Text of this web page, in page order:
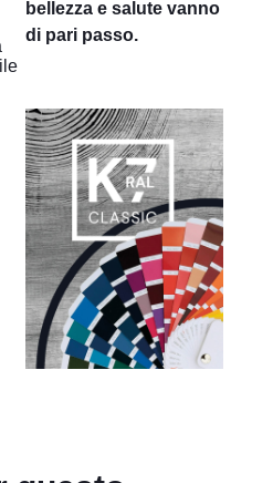
bellezza e salute vanno
di pari passo.